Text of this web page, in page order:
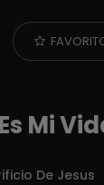
Mi
De Jesus